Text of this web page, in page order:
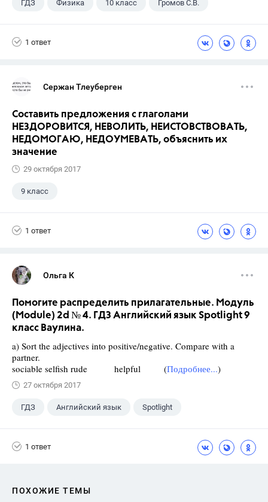
ГДЗ Физика 10 класс Громов С.В.
1 ответ
Сержан Тлеуберген
Составить предложения с глаголами
НЕЗДОРОВИТСЯ, НЕВОЛИТЬ, НЕИСТОВСТВОВАТЬ,
НЕДОМОГАЮ, НЕДОУМЕВАТЬ, объяснить их
значение
29 октября 2017
9 класс
1 ответ
Ольга К
Помогите распределить прилагательные. Модуль
(Module) 2d № 4. ГДЗ Английский язык Spotlight 9
класс Ваулина.
a) Sort the adjectives into positive/negative. Compare with a
partner.
sociable selfish rude helpful (Подробнее...)
27 октября 2017
ГДЗ Английский язык Spotlight
1 ответ
ПОХОЖИЕ ТЕМЫ